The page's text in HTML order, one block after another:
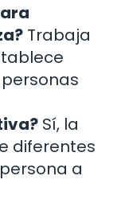
Trabaja
Sí, la
diferentes
a